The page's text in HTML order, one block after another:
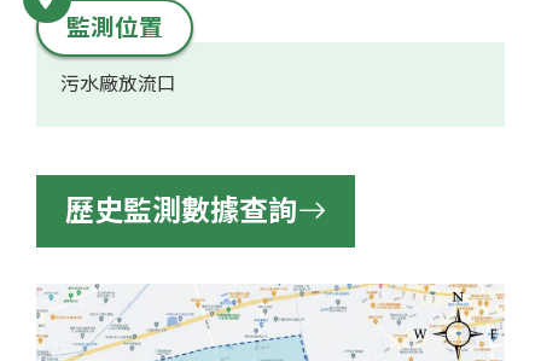
監測位置
污水廠放流口
歷史監測數據查詢